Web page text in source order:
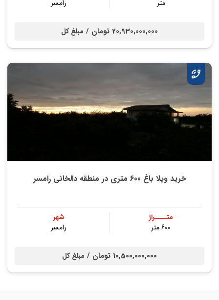
متر
رامسر
20,930,000,000 تومان / مبلغ کل
خرید ویلا باغ 600 متری در منطقه دالخانی رامسر
متــــراژ
600 متر
شهر
رامسر
10,500,000,000 تومان / مبلغ کل